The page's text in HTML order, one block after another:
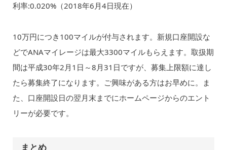
利率:0.020%（2018年6月4日現在）
10万円につき100マイルが付与されます。新規口座開設な
どでANAマイレージは最大3300マイルもらえます。取扱期
間は平成30年2月1日～8月31日ですが、募集上限額に達し
たら募集終了になります。ご興味がある方はお早めに。ま
た、口座開設日の翌月末までにホームページからのエント
リーが必要です。
まとめ